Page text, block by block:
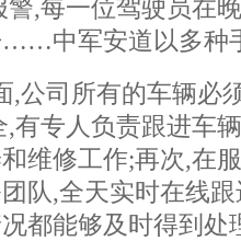
,每一位驾驶员在
中军安道以多种
,公司所有的车辆必
有专人负责跟进车
维修工作;再次,在
队,全天实时在线
都能够及时得到处